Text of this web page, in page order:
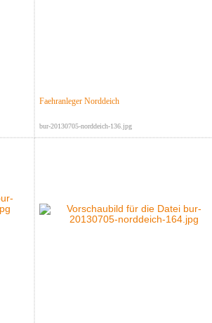
Faehranleger Norddeich
bur-20130705-norddeich-136.jpg